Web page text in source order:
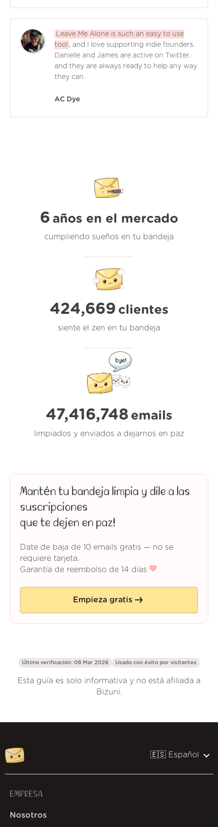
Leave Me Alone is such an easy to use
tool
, and I love supporting indie founders.
Danielle and James are active on Twitter,
and they are always ready to help any way
they can.
AC Dye
6 años en el mercado
cumpliendo sueños en tu bandeja
424,669 clientes
siente el zen en tu bandeja
47,416,748 emails
limpiados y enviados a dejarnos en paz
Mantén tu bandeja limpia y dile a las
suscripciones
que te dejen en paz!
Date de baja de 10 emails gratis — no se
requiere tarjeta.
Garantía de reembolso de 14 días
Empieza gratis
Última verificación: 08 Mar 2026 Usado con éxito por visitantes
Esta guía es solo informativa y no está afiliada a
Bizuni.
🇪🇸 Español
EMPRESA
Nosotros